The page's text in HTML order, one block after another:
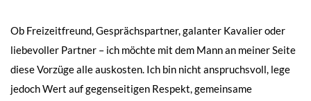
Ob Freizeitfreund, Gesprächspartner, galanter Kavalier oder
liebevoller Partner – ich möchte mit dem Mann an meiner Seite
diese Vorzüge alle auskosten. Ich bin nicht anspruchsvoll, lege
jedoch Wert auf gegenseitigen Respekt, gemeinsame